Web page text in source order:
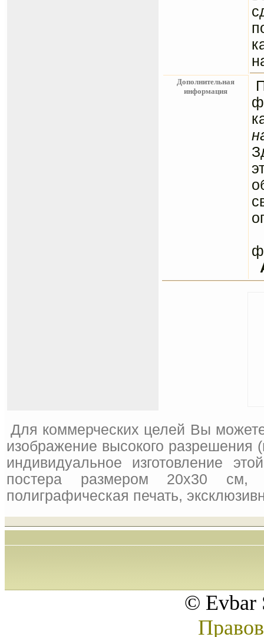
Дополнительная
информация
Для коммерческих целей Вы
изображение высокого
индивидуальное изготовление
постера размером 20x30 см,
полиграфическая печать,
© Evbar